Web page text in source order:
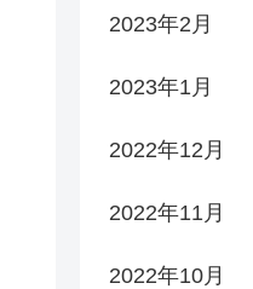
2023年2月
2023年1月
2022年12月
2022年11月
2022年10月